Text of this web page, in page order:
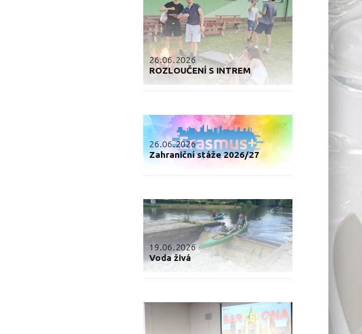
26.06.2026
ROZLOUČENÍ S INTREM
26.06.2026
Zahraniční stáže 2026/27
19.06.2026
Voda živá